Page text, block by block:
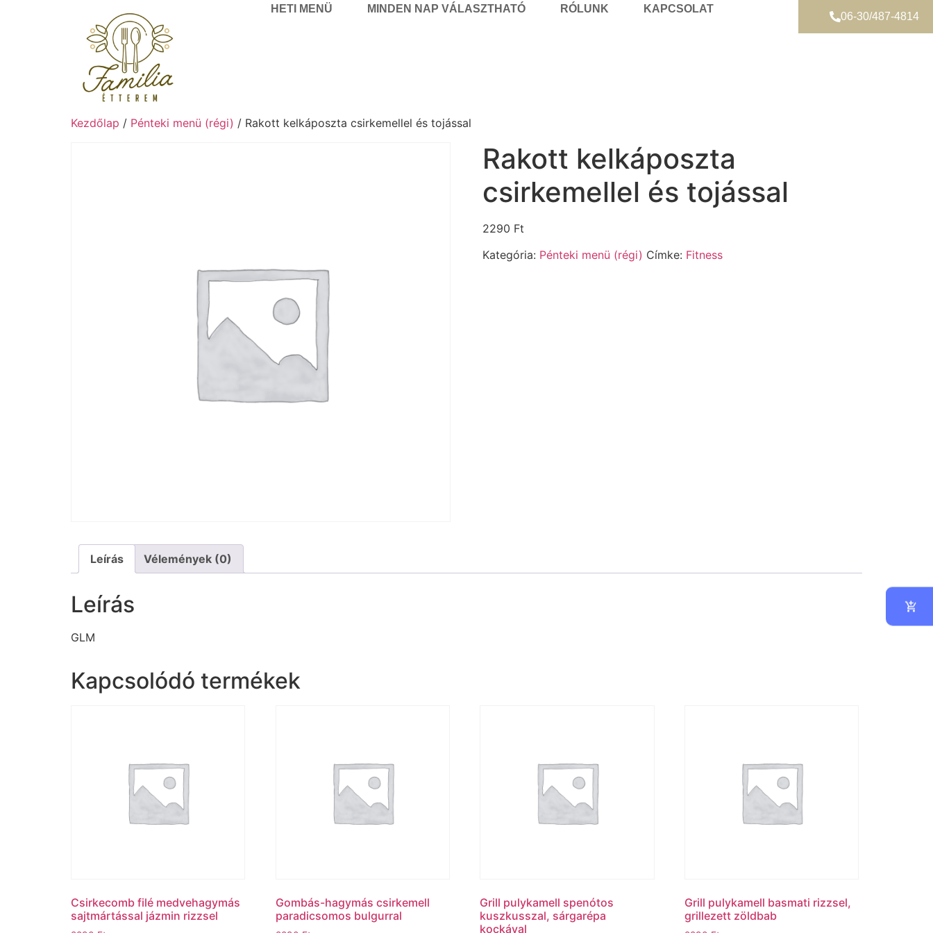
HETI MENÜ MINDEN NAP VÁLASZTHATÓ RÓLUNK KAPCSOLAT
06-30/487-4814
Kezdőlap / Pénteki menü (régi) / Rakott kelkáposzta csirkemellel és tojással
Rakott kelkáposzta
csirkemellel és tojással
2290 Ft
Kategória: Pénteki menü (régi) Címke: Fitness
Leírás Vélemények (0)
Leírás
GLM
Kapcsolódó termékek
Csirkecomb filé medvehagymás
sajtmártással jázmin rizzsel
Gombás-hagymás csirkemell
paradicsomos bulgurral
Grill pulykamell spenótos
kuszkusszal, sárgarépa
kockával
Grill pulykamell basmati rizzsel,
grillezett zöldbab